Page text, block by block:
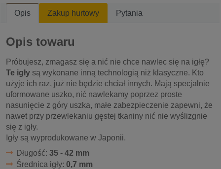
Opis Zakup hurtowy Pytania
Opis towaru
Próbujesz, zmagasz się a nić nie chce nawlec się na igłę?
Te igły są wykonane inną technologią niż klasyczne. Kto
użyje ich raz, już nie będzie chciał innych. Mają specjalnie
uformowane uszko, nić nawlekamy poprzez proste
nasunięcie z góry uszka, małe zabezpieczenie zapewni, że
nawet przy przewlekaniu gęstej tkaniny nić nie wyślizgnie
się z igły.
Igły są wyprodukowane w Japonii.
Długość: 35 - 42 mm
Średnica igły: 0,7 mm